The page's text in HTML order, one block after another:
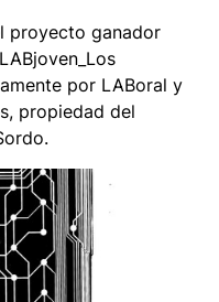
proyecto ganador
por LABoral y
propiedad del